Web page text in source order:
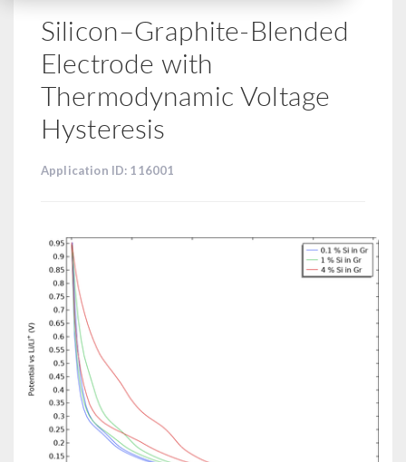
Silicon–Graphite-Blended
Electrode with
Thermodynamic Voltage
Hysteresis
Application ID: 116001